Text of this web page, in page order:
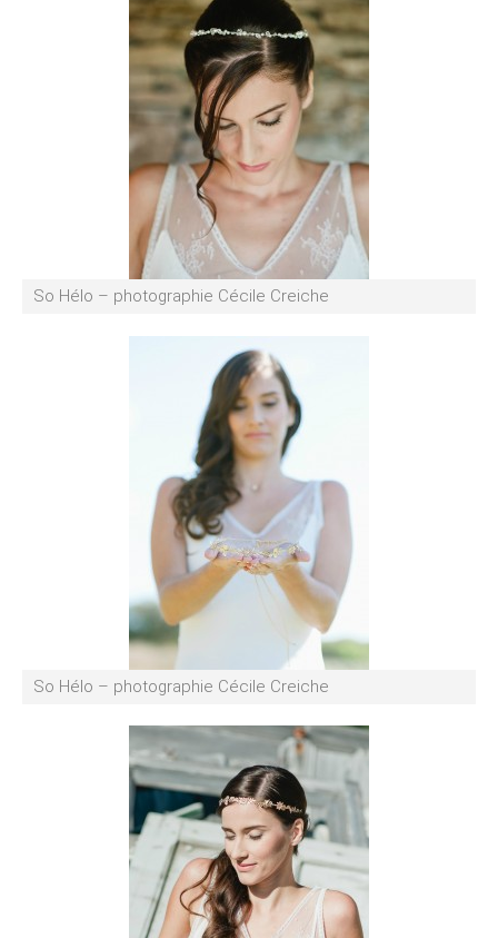
So Hélo – photographie Cécile Creiche
So Hélo – photographie Cécile Creiche